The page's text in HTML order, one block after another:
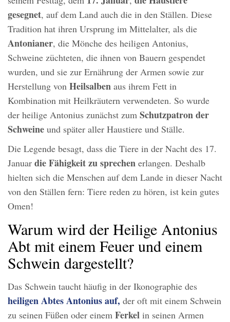
gesegnet, auf dem Land auch die in den Ställen. Diese
Tradition hat ihren Ursprung im Mittelalter, als die
Antonianer, die Mönche des heiligen Antonius,
Schweine züchteten, die ihnen von Bauern gespendet
wurden, und sie zur Ernährung der Armen sowie zur
Herstellung von Heilsalben aus ihrem Fett in
Kombination mit Heilkräutern verwendeten. So wurde
der heilige Antonius zunächst zum Schutzpatron der
Schweine und später aller Haustiere und Ställe.
Die Legende besagt, dass die Tiere in der Nacht des 17.
Januar die Fähigkeit zu sprechen erlangen. Deshalb
hielten sich die Menschen auf dem Lande in dieser Nacht
von den Ställen fern: Tiere reden zu hören, ist kein gutes
Omen!
Warum wird der Heilige Antonius
Abt mit einem Feuer und einem
Schwein dargestellt?
Das Schwein taucht häufig in der Ikonographie des
heiligen Abtes Antonius auf, der oft mit einem Schwein
zu seinen Füßen oder einem Ferkel in seinen Armen